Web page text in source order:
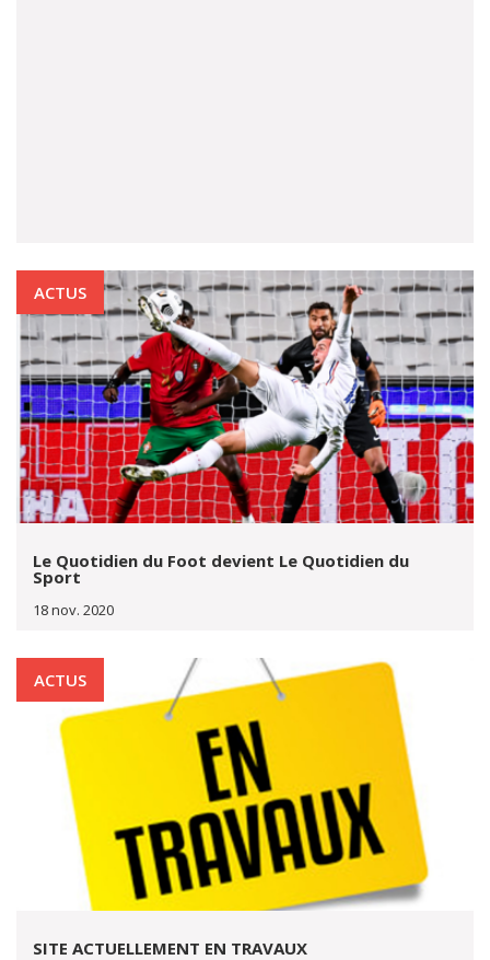
ACTUS
Le Quotidien du Foot devient Le Quotidien du
Sport
18 nov. 2020
ACTUS
SITE ACTUELLEMENT EN TRAVAUX